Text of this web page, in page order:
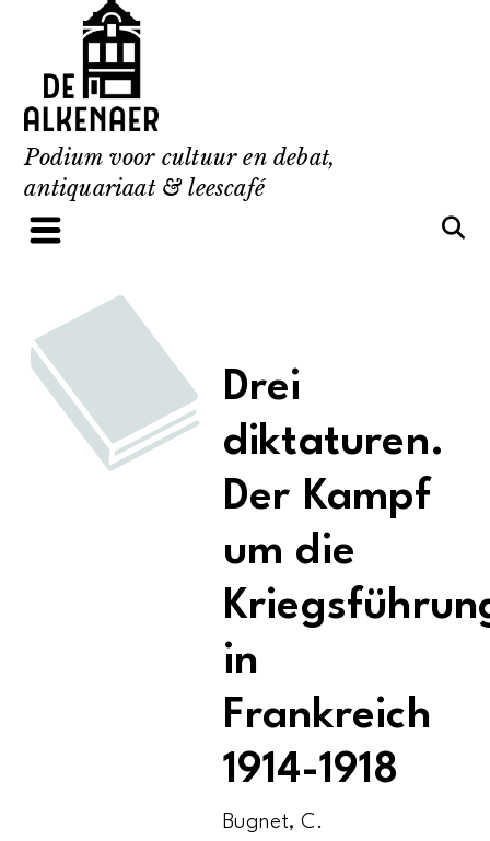
content
Podium voor cultuur en debat,
antiquariaat & leescafé
Drei
diktaturen.
Der Kampf
um die
in
Frankreich
1914-1918
Bugnet, C.